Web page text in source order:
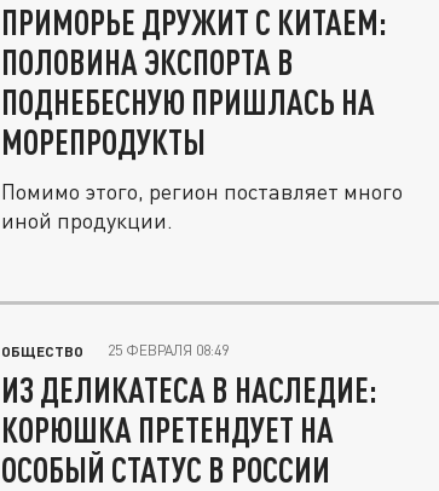
ПРИМОРЬЕ ДРУЖИТ С КИТАЕМ:
ПОЛОВИНА ЭКСПОРТА В
ПОДНЕБЕСНУЮ ПРИШЛАСЬ НА
МОРЕПРОДУКТЫ
Помимо этого, регион поставляет много
иной продукции.
ОБЩЕСТВО 25 ФЕВРАЛЯ 08:49
ИЗ ДЕЛИКАТЕСА В НАСЛЕДИЕ:
КОРЮШКА ПРЕТЕНДУЕТ НА
ОСОБЫЙ СТАТУС В РОССИИ